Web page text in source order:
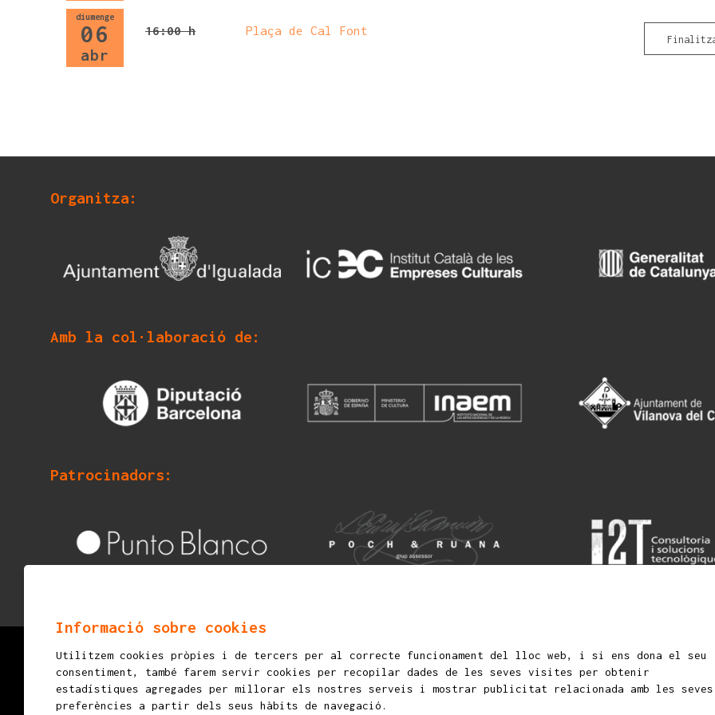
diumenge
06
abr
16:00 h Plaça de Cal Font
Organitza:
Amb la col·laboració de:
Patrocinadors:
© 2026mostraigualada.cat - Fira d’espectacles infantils i juvenils
Servei de Cultura - Ajuntament d'Igualada
Plaça de Sant Miquel, 12 2n pis
Informació sobre cookies
Utilitzem cookies pròpies i de tercers per al correcte funcionament del lloc web, i si ens dona el seu
consentiment, també farem servir cookies per recopilar dades de les seves visites per obtenir
estadístiques agregades per millorar els nostres serveis i mostrar publicitat relacionada amb les seves
preferències a partir dels seus hàbits de navegació.